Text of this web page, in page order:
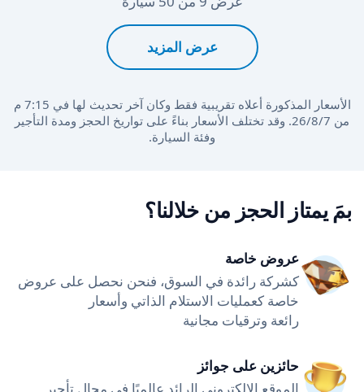
عرض المزيد
الأسعار المذكورة أعلاه تقريبية فقط وكان آخر تحديث لها في 7:15 م
من 7‏/8‏/26. وقد تختلف الأسعار بناءً على تواريخ الحجز ومدة التأجير
وفئة السيارة.
بمَ يمتاز الحجز من خلالنا؟
عروض خاصة
كشركة رائدة في السوق، فنحن نحصل على عروض
خاصة كعمليات الاستلام الذاتي وأسعار
رائعة وترقيات مجانية
حائزين على جوائز